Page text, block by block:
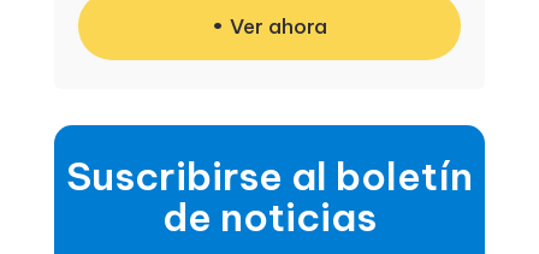
Ver ahora
Suscribirse al boletín
de noticias